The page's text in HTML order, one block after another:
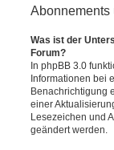
Abonnements
Was ist der
Forum?
In phpBB 3.0
Informationen bei
Benachrichtigung
einer
Lesezeichen und
geändert werden.